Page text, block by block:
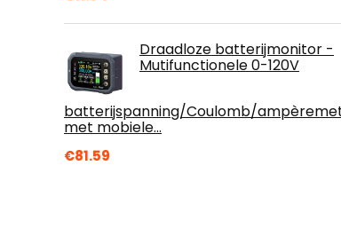
Draadloze batterijmonitor -
Mutifunctionele 0-120V
batterijspanning/Coulomb/
met mobiele…
€81.59